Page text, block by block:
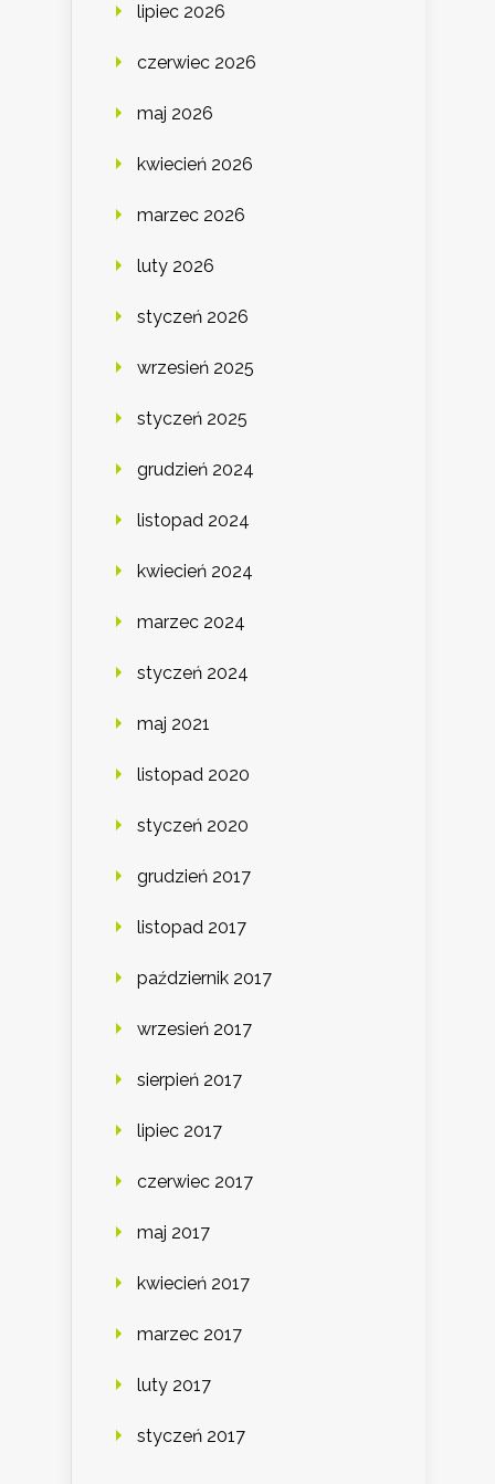
lipiec 2026
czerwiec 2026
maj 2026
kwiecień 2026
marzec 2026
luty 2026
styczeń 2026
wrzesień 2025
styczeń 2025
grudzień 2024
listopad 2024
kwiecień 2024
marzec 2024
styczeń 2024
maj 2021
listopad 2020
styczeń 2020
grudzień 2017
listopad 2017
październik 2017
wrzesień 2017
sierpień 2017
lipiec 2017
czerwiec 2017
maj 2017
kwiecień 2017
marzec 2017
luty 2017
styczeń 2017